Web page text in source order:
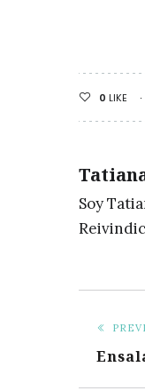
0 LIKE
Soy